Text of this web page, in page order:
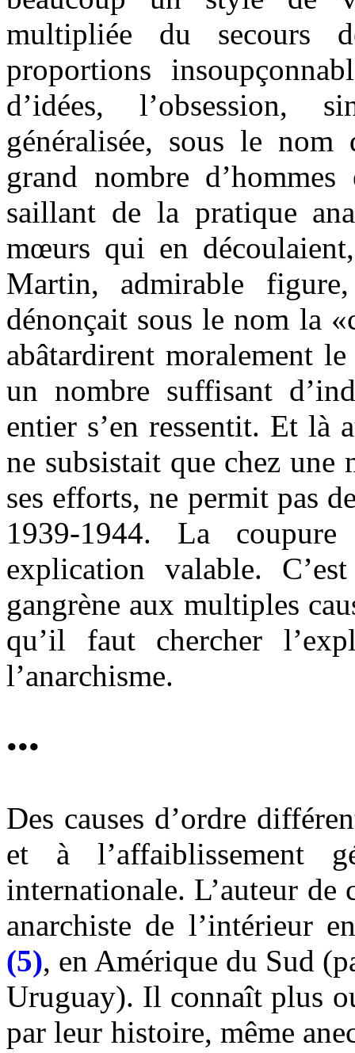
multipliée du secours
proportions
d’idées, l’obsession,
généralisée, sous le
grand nombre
saillant de la pratique
mœurs qui en
Martin, admirable
dénonçait sous le nom la
abâtardirent moralement
un nombre suffisant
entier s’en ressentit. Et là
ne subsistait que chez
ses efforts, ne permit pas
1939-1944. La
explication valable.
gangrène aux multiples
qu’il faut chercher
l’anarchisme.
•••
Des causes d’ordre
et à l’affaiblissement
internationale. L’auteur de
anarchiste de l’intérieur
(5), en Amérique du Sud
Uruguay). Il connaît plus
par leur histoire, même